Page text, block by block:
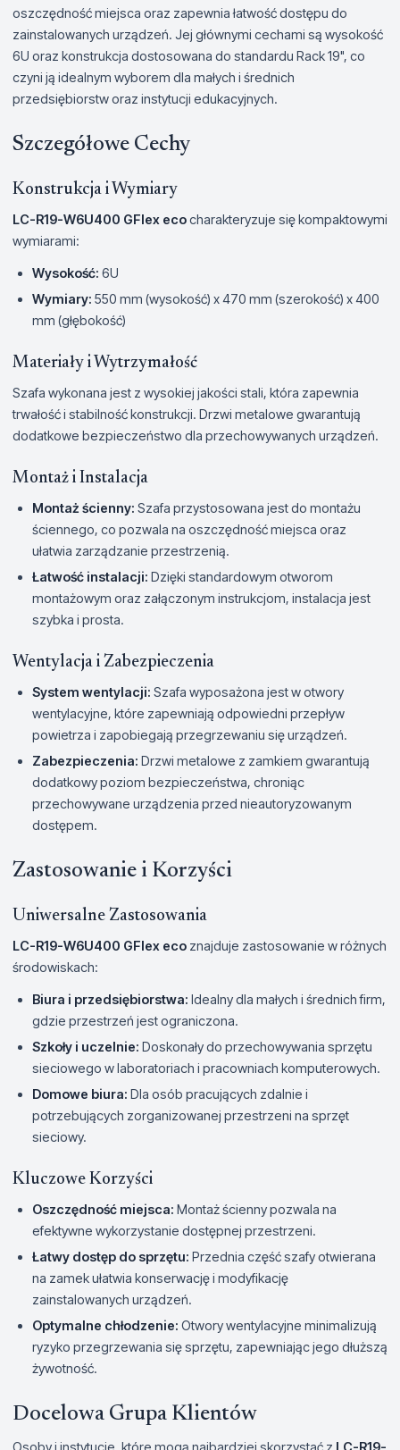
oszczędność miejsca oraz zapewnia łatwość dostępu do
zainstalowanych urządzeń. Jej głównymi cechami są wysokość
6U oraz konstrukcja dostosowana do standardu Rack 19", co
czyni ją idealnym wyborem dla małych i średnich
przedsiębiorstw oraz instytucji edukacyjnych.
Szczegółowe Cechy
Konstrukcja i Wymiary
LC-R19-W6U400 GFlex ecocharakteryzuje się kompaktowymi
wymiarami:
Wysokość: 6U
Wymiary: 550 mm (wysokość) x 470 mm (szerokość) x 400
mm (głębokość)
Materiały i Wytrzymałość
Szafa wykonana jest z wysokiej jakości stali, która zapewnia
trwałość i stabilność konstrukcji. Drzwi metalowe gwarantują
dodatkowe bezpieczeństwo dla przechowywanych urządzeń.
Montaż i Instalacja
Montaż ścienny: Szafa przystosowana jest do montażu
ściennego, co pozwala na oszczędność miejsca oraz
ułatwia zarządzanie przestrzenią.
Łatwość instalacji: Dzięki standardowym otworom
montażowym oraz załączonym instrukcjom, instalacja jest
szybka i prosta.
Wentylacja i Zabezpieczenia
System wentylacji: Szafa wyposażona jest w otwory
wentylacyjne, które zapewniają odpowiedni przepływ
powietrza i zapobiegają przegrzewaniu się urządzeń.
Zabezpieczenia: Drzwi metalowe z zamkiem gwarantują
dodatkowy poziom bezpieczeństwa, chroniąc
przechowywane urządzenia przed nieautoryzowanym
dostępem.
Zastosowanie i Korzyści
Uniwersalne Zastosowania
LC-R19-W6U400 GFlex eco znajduje zastosowanie w różnych
środowiskach:
Biura i przedsiębiorstwa: Idealny dla małych i średnich firm,
gdzie przestrzeń jest ograniczona.
Szkoły i uczelnie: Doskonały do przechowywania sprzętu
sieciowego w laboratoriach i pracowniach komputerowych.
Domowe biura: Dla osób pracujących zdalnie i
potrzebujących zorganizowanej przestrzeni na sprzęt
sieciowy.
Kluczowe Korzyści
Oszczędność miejsca: Montaż ścienny pozwala na
efektywne wykorzystanie dostępnej przestrzeni.
Łatwy dostęp do sprzętu: Przednia część szafy otwierana
na zamek ułatwia konserwację i modyfikację
zainstalowanych urządzeń.
Optymalne chłodzenie: Otwory wentylacyjne minimalizują
ryzyko przegrzewania się sprzętu, zapewniając jego dłuższą
żywotność.
Docelowa Grupa Klientów
Osoby i instytucje, które mogą najbardziej skorzystać z LC-R19-